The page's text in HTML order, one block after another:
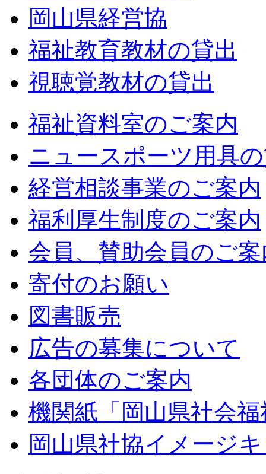
岡山県経営協
福祉教育教材の貸出
視聴覚教材の貸出
福祉資料室のご案内
ニュースポーツ用具
経営相談事業のご案内
福利厚生制度のご案内
会員、賛助会員のご
寄付のお願い
図書販売
広告の募集について
各団体のご案内
機関紙「岡山県社会福
岡山県社協イメージ